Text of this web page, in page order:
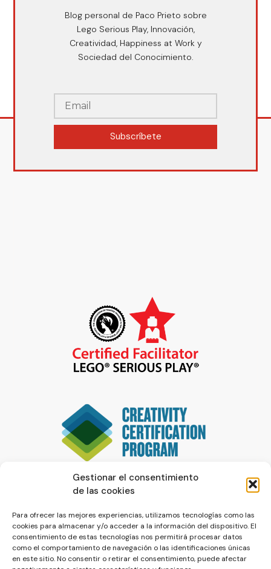
Gestionar el consentimiento
de las cookies
Para ofrecer las mejores experiencias, utilizamos tecnologías como las
cookies para almacenar y/o acceder a la información del dispositivo. El
consentimiento de estas tecnologías nos permitirá procesar datos
como el comportamiento de navegación o las identificaciones únicas
en este sitio. No consentir o retirar el consentimiento, puede afectar
Blog personal de Paco Prieto sobre
Lego Serious Play, Innovación,
Creatividad, Happiness at Work y
Sociedad del Conocimiento.
Subscríbete